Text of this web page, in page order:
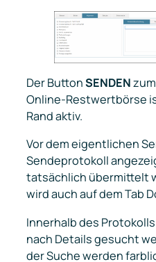
Der ButtonSENDEN
Online-Restwertbörse
Rand aktiv.
Vor dem eigentlichen
Sendeprotokoll
tatsächlich übermittelt
wird auch auf dem Tab
Innerhalb des
nach Details gesucht
der Suche werden